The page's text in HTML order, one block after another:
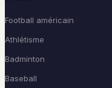
Football américain
Athlétisme
Badminton
Baseball